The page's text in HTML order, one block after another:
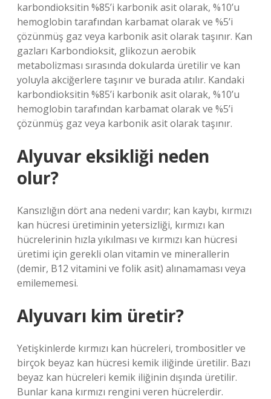
karbondioksitin %85’i karbonik asit olarak, %10’u
hemoglobin tarafından karbamat olarak ve %5’i
çözünmüş gaz veya karbonik asit olarak taşınır. Kan
gazları Karbondioksit, glikozun aerobik
metabolizması sırasında dokularda üretilir ve kan
yoluyla akciğerlere taşınır ve burada atılır. Kandaki
karbondioksitin %85’i karbonik asit olarak, %10’u
hemoglobin tarafından karbamat olarak ve %5’i
çözünmüş gaz veya karbonik asit olarak taşınır.
Alyuvar eksikliği neden
olur?
Kansızlığın dört ana nedeni vardır; kan kaybı, kırmızı
kan hücresi üretiminin yetersizliği, kırmızı kan
hücrelerinin hızla yıkılması ve kırmızı kan hücresi
üretimi için gerekli olan vitamin ve minerallerin
(demir, B12 vitamini ve folik asit) alınamaması veya
emilememesi.
Alyuvarı kim üretir?
Yetişkinlerde kırmızı kan hücreleri, trombositler ve
birçok beyaz kan hücresi kemik iliğinde üretilir. Bazı
beyaz kan hücreleri kemik iliğinin dışında üretilir.
Bunlar kana kırmızı rengini veren hücrelerdir.